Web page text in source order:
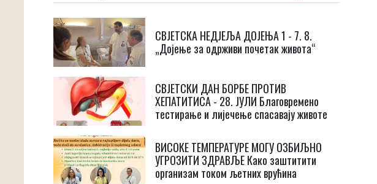
СВЈЕТСКА НЕДЈЕЉА ДОЈЕЊА 1 - 7. 8.
„Дојење за одрживи почетак живота“
СВЈЕТСКИ ДАН БОРБЕ ПРОТИВ
ХЕПАТИТИСА - 28. ЈУЛИ Благовремено
тестирање и лијечење спасавају животе
ВИСОКЕ ТЕМПЕРАТУРЕ МОГУ ОЗБИЉНО
УГРОЗИТИ ЗДРАВЉЕ Како заштитити
организам током љетних врућина